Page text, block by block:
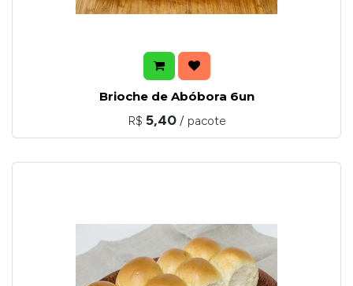
Brioche de Abóbora 6un
R$ 5,40 / pacote